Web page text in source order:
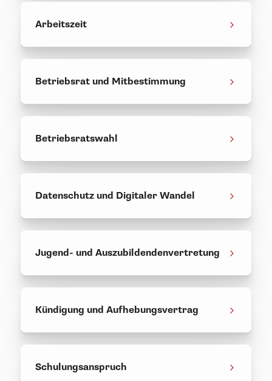
Arbeitszeit
Betriebsrat und Mitbestimmung
Betriebsratswahl
Datenschutz und Digitaler Wandel
Jugend- und Auszubildendenvertretung
Kündigung und Aufhebungsvertrag
Schulungsanspruch